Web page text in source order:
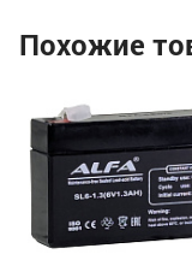
Похожие